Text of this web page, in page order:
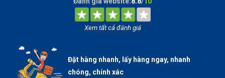
Xem tất cả đánh giá
Đặt hàng nhanh, lấy hàng ngay, nhanh
chóng, chính xác